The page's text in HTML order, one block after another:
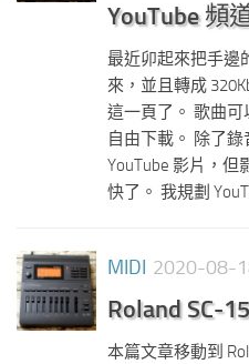
YouTube 頻
最近卯起來把手邊
來，並且轉成
這一頁了。 歌曲
自由下載。 除了
YouTube 影片，但
快了。 我規劃
MIDI 2020-08-
Roland SC-
本篇文章移動到